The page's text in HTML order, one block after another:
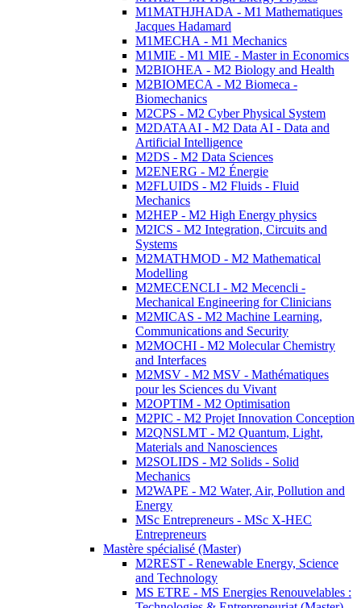
M1MATHJHADA - M1 Mathematiques
Jacques Hadamard
M1MECHA - M1 Mechanics
M1MIE - M1 MIE - Master in Economics
M2BIOHEA - M2 Biology and Health
M2BIOMECA - M2 Biomeca -
Biomechanics
M2CPS - M2 Cyber Physical System
M2DATAAI - M2 Data AI - Data and
Artificial Intelligence
M2DS - M2 Data Sciences
M2ENERG - M2 Énergie
M2FLUIDS - M2 Fluids - Fluid
Mechanics
M2HEP - M2 High Energy physics
M2ICS - M2 Integration, Circuits and
Systems
M2MATHMOD - M2 Mathematical
Modelling
M2MECENCLI - M2 Mecencli -
Mechanical Engineering for Clinicians
M2MICAS - M2 Machine Learning,
Communications and Security
M2MOCHI - M2 Molecular Chemistry
and Interfaces
M2MSV - M2 MSV - Mathématiques
pour les Sciences du Vivant
M2OPTIM - M2 Optimisation
M2PIC - M2 Projet Innovation Conception
M2QNSLMT - M2 Quantum, Light,
Materials and Nanosciences
M2SOLIDS - M2 Solids - Solid
Mechanics
M2WAPE - M2 Water, Air, Pollution and
Energy
MSc Entrepreneurs - MSc X-HEC
Entrepreneurs
Mastère spécialisé (Master)
M2REST - Renewable Energy, Science
and Technology
MS ETRE - MS Energies Renouvelables :